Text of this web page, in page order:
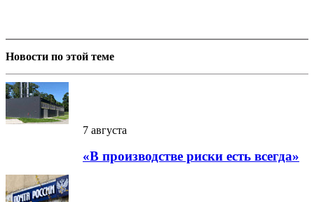
Новости по этой теме
7 августа
«В производстве риски есть всегда»